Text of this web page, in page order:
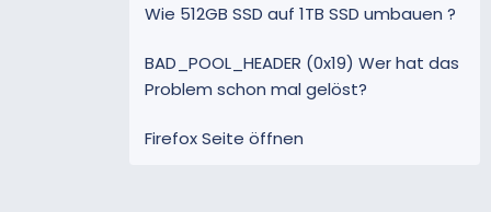
Wie 512GB SSD auf 1TB SSD umbauen ?
BAD_POOL_HEADER (0x19) Wer hat das
Problem schon mal gelöst?
Firefox Seite öffnen